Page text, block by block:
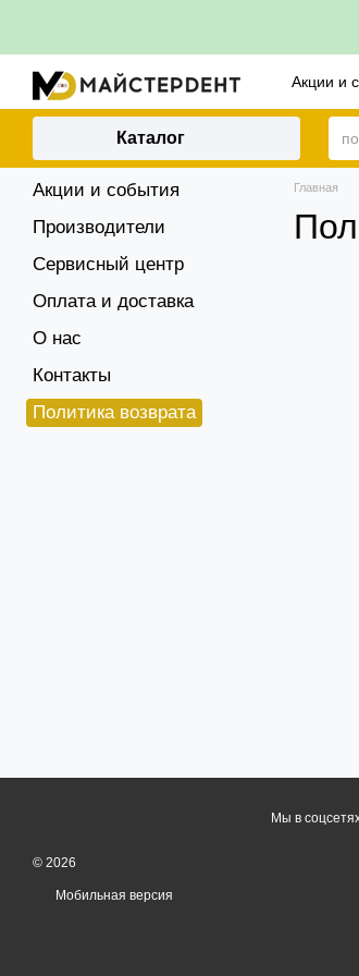
Акции и
Каталог
Главная
Акции и события
Производители
Сервисный центр
Оплата и доставка
О нас
Контакты
Политика возврата
© 2026
Мобильная версия
Мы в